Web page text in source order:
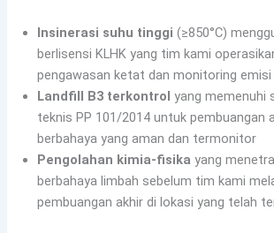
Insinerasi suhu tinggi (≥850°C)
berlisensi KLHK yang tim kami
pengawasan ketat dan monitoring
Landfill B3 terkontrol yang memenuhi
teknis PP 101/2014 untuk pembuangan
berbahaya yang aman dan termonitor
Pengolahan kimia-fisika yang
berbahaya limbah sebelum tim kami
pembuangan akhir di lokasi yang telah